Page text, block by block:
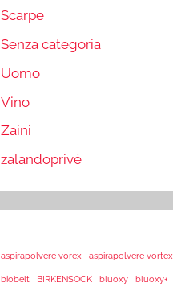
Scarpe
Senza categoria
Uomo
Vino
Zaini
zalandoprivé
aspirapolvere vorex aspirapolvere vortex
biobelt BIRKENSOCK bluoxy bluoxy+